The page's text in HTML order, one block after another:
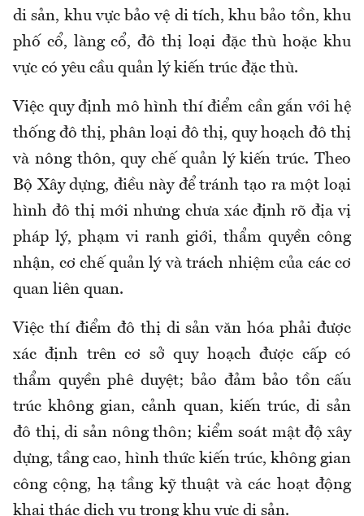
di sản, khu vực bảo vệ di tích, khu bảo tồn, khu
phố cổ, làng cổ, đô thị loại đặc thù hoặc khu
vực có yêu cầu quản lý kiến trúc đặc thù.
Việc quy định mô hình thí điểm cần gắn với hệ
thống đô thị, phân loại đô thị, quy hoạch đô thị
và nông thôn, quy chế quản lý kiến trúc. Theo
Bộ Xây dựng, điều này để tránh tạo ra một loại
hình đô thị mới nhưng chưa xác định rõ địa vị
pháp lý, phạm vi ranh giới, thẩm quyền công
nhận, cơ chế quản lý và trách nhiệm của các cơ
quan liên quan.
Việc thí điểm đô thị di sản văn hóa phải được
xác định trên cơ sở quy hoạch được cấp có
thẩm quyền phê duyệt; bảo đảm bảo tồn cấu
trúc không gian, cảnh quan, kiến trúc, di sản
đô thị, di sản nông thôn; kiểm soát mật độ xây
dựng, tầng cao, hình thức kiến trúc, không gian
công cộng, hạ tầng kỹ thuật và các hoạt động
khai thác dịch vụ trong khu vực di sản.